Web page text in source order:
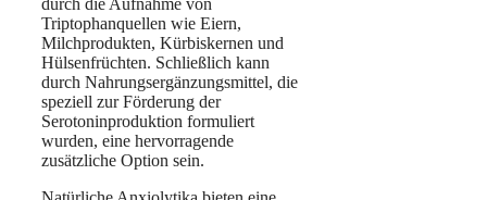
durch die Aufnahme von
Triptophanquellen wie Eiern,
Milchprodukten, Kürbiskernen und
Hülsenfrüchten. Schließlich kann
durch Nahrungsergänzungsmittel, die
speziell zur Förderung der
Serotoninproduktion formuliert
wurden, eine hervorragende
zusätzliche Option sein.